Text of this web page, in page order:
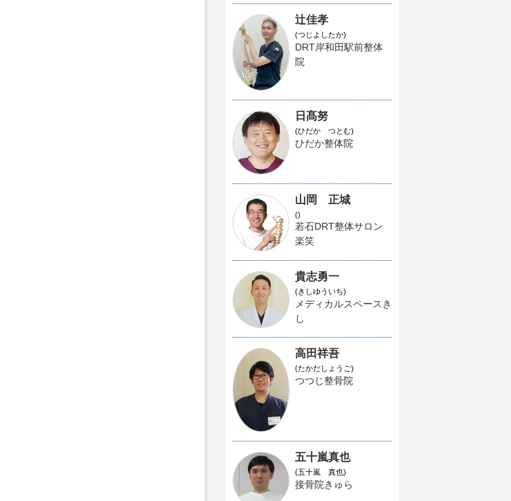
辻佳孝
(つじよしたか)
DRT岸和田駅前整体
院
日髙努
(ひだか つとむ)
ひだか整体院
山岡 正城
()
若石DRT整体サロン
楽笑
貴志勇一
(きしゆういち)
メディカルスペースき
し
高田祥吾
(たかだしょうご)
つつじ整骨院
五十嵐真也
(五十嵐 真也)
接骨院きゅら